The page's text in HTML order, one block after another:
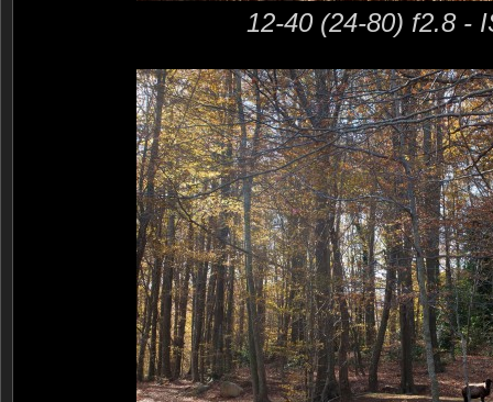
12-40 (24-80) f2.8 -